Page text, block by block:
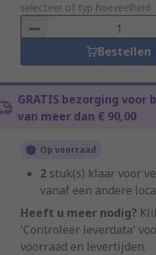
to
Basket
selecteer of typ hoeveelheid
Bestellen
GRATIS bezorging voor
van meer dan € 90,00
Op voorraad
2 stuk(s) klaar voor
vanaf een andere
Heeft u meer nodig?
'Controleer leverdata'
voorraad en levertijden.